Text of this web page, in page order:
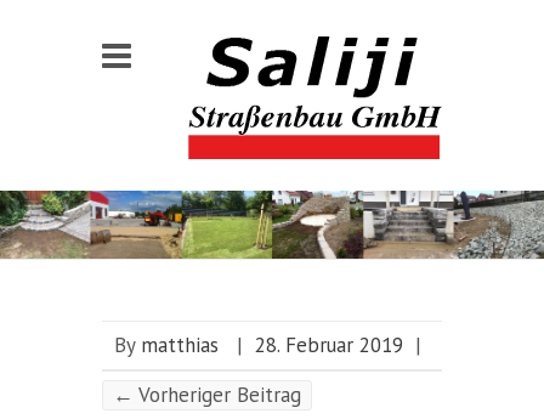
By matthias | 28. Februar 2019 |
← Vorheriger Beitrag